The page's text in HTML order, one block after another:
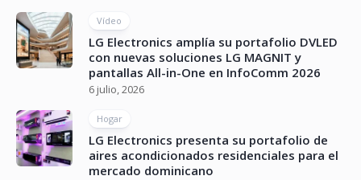
Vídeo
LG Electronics amplía su portafolio DVLED
con nuevas soluciones LG MAGNIT y
pantallas All-in-One en InfoComm 2026
6 julio, 2026
Hogar
LG Electronics presenta su portafolio de
aires acondicionados residenciales para el
mercado dominicano